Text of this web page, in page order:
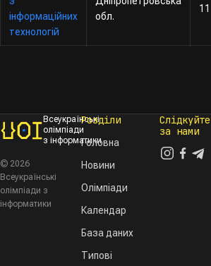
інформаційних
технологій
обл.
11
Всеукраїнські
олімпіади
з інформатики
© 2026
Всеукраїнські
олімпіади з
інформатики
Розділи
Головна
Новини
Олімпіади
Календар
База даних
Типові
Слідкуйте
за нами